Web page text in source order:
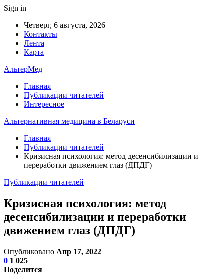
Sign in
Четверг, 6 августа, 2026
Контакты
Лента
Карта
АльтерМед
Главная
Публикации читателей
Интересное
Альтернативная медицина в Беларуси
Главная
Публикации читателей
Кризисная психология: метод десенсибилизации и
переработки движением глаз (ДПДГ)
Публикации читателей
Кризисная психология: метод
десенсибилизации и переработки
движением глаз (ДПДГ)
Опубликовано Апр 17, 2022
0 1 025
Поделится